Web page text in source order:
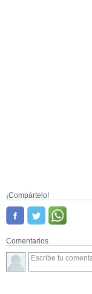
¡Compártelo!
Comentarios